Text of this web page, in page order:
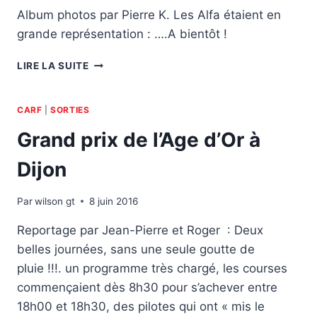
Album photos par Pierre K. Les Alfa étaient en
grande représentation : ….A bientôt !
LIRE LA SUITELE
:
CARF |SORTIES
Grand prix de l’Age d’Or à
Dijon
Parwilson gt 8 juin 2016
Reportage par Jean-Pierre et Roger : Deux
belles journées, sans une seule goutte de
pluie !!!. un programme très chargé, les courses
commençaient dès 8h30 pour s’achever entre
18h00 et 18h30, des pilotes qui ont « mis le